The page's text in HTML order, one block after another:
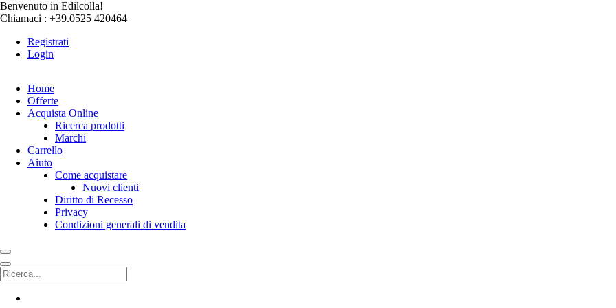
Benvenuto in Edilcolla!
Chiamaci : +39.0525 420464
Registrati
Login
Home
Offerte
Acquista Online
Ricerca prodotti
Marchi
Carrello
Aiuto
Come acquistare
Nuovi clienti
Diritto di Recesso
Privacy
Condizioni generali di vendita